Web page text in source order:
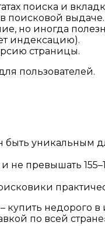
поиска и
поисковой выдаче.
но иногда
индексацию).
страницы.
пользователей.
быть уникальным
превышать
недорого в
по всей